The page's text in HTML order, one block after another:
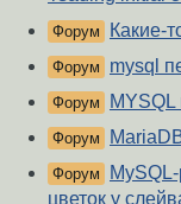
Форум Какие-
Форум mysql
Форум
Форум
Форум
цветок у